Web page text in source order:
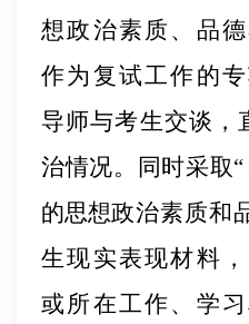
想政治素质、品
作为复试工作的
导师与考生交谈，
治情况。同时采取“
的思想政治素质和
生现实表现材料，
或所在工作、学